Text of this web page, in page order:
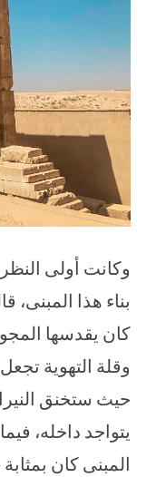
وكانت أولى
بناء هذا المبنى،
كان يقدسها
وقلة التهوية
حيث ستخنق
يتواجد داخله،
المبنى كان